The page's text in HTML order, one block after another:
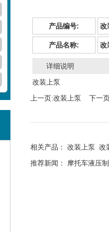
产品编号: 改
产品名称: 改
详细说明
改装上泵
上一页:改装上泵 下一
相关产品： 改装上泵 改
推荐新闻： 摩托车液压